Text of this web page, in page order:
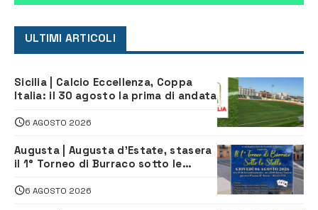
ULTIMI ARTICOLI
Sicilia | Calcio Eccellenza, Coppa
Italia: il 30 agosto la prima di andata
6 AGOSTO 2026
Augusta | Augusta d’Estate, stasera
il 1° Torneo di Burraco sotto le
6 AGOSTO 2026